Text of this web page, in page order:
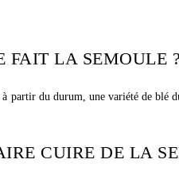
FAIT LA SEMOULE ?
partir du durum, une variété de blé
CUIRE DE LA